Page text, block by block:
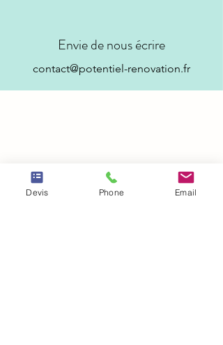
Envie de nous écrire
contact@potentiel-renovation.fr
Devis Phone Email